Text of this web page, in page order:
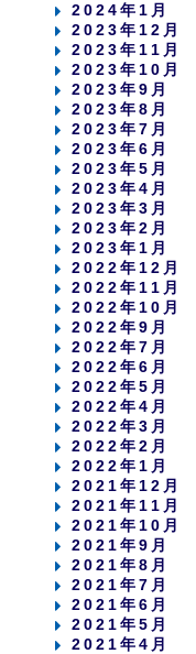
2024年1月
2023年12月
2023年11月
2023年10月
2023年9月
2023年8月
2023年7月
2023年6月
2023年5月
2023年4月
2023年3月
2023年2月
2023年1月
2022年12月
2022年11月
2022年10月
2022年9月
2022年7月
2022年6月
2022年5月
2022年4月
2022年3月
2022年2月
2022年1月
2021年12月
2021年11月
2021年10月
2021年9月
2021年8月
2021年7月
2021年6月
2021年5月
2021年4月